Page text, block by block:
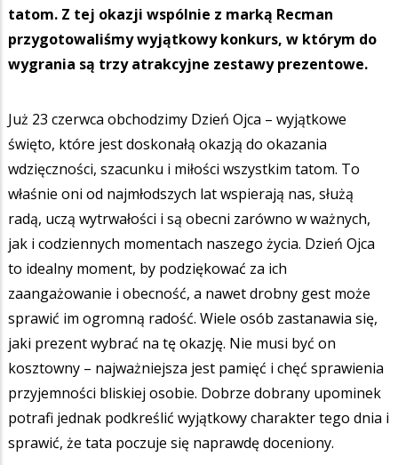
tatom. Z tej okazji wspólnie z marką Recman
przygotowaliśmy wyjątkowy konkurs, w którym do
wygrania są trzy atrakcyjne zestawy prezentowe.
Już 23 czerwca obchodzimy Dzień Ojca – wyjątkowe
święto, które jest doskonałą okazją do okazania
wdzięczności, szacunku i miłości wszystkim tatom. To
właśnie oni od najmłodszych lat wspierają nas, służą
radą, uczą wytrwałości i są obecni zarówno w ważnych,
jak i codziennych momentach naszego życia. Dzień Ojca
to idealny moment, by podziękować za ich
zaangażowanie i obecność, a nawet drobny gest może
sprawić im ogromną radość. Wiele osób zastanawia się,
jaki prezent wybrać na tę okazję. Nie musi być on
kosztowny – najważniejsza jest pamięć i chęć sprawienia
przyjemności bliskiej osobie. Dobrze dobrany upominek
potrafi jednak podkreślić wyjątkowy charakter tego dnia i
sprawić, że tata poczuje się naprawdę doceniony.